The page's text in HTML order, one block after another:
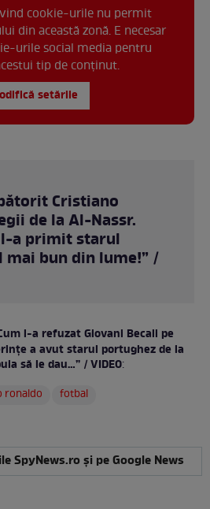
cookie-urile nu permit
din această zonă. E necesar
urile social media pentru
tip de conținut.
setările
Cristiano
de la Al-Nassr.
l-a primit starul
mai bun din lume!” /
l-a refuzat Giovani Becali pe
a avut starul portughez de la
să le dau…” / VIDEO:
ronaldo
fotbal
SpyNews.ro și pe Google News